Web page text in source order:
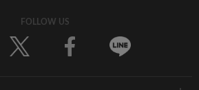
FOLLOW US